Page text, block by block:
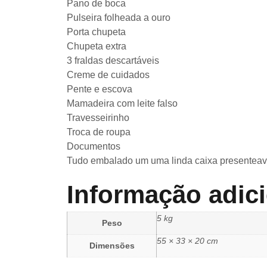
Pano de boca
Pulseira folheada a ouro
Porta chupeta
Chupeta extra
3 fraldas descartáveis
Creme de cuidados
Pente e escova
Mamadeira com leite falso
Travesseirinho
Troca de roupa
Documentos
Tudo embalado um uma linda caixa
Informação
Peso 5 kg
Dimensões 55 × 33 × 20 cm